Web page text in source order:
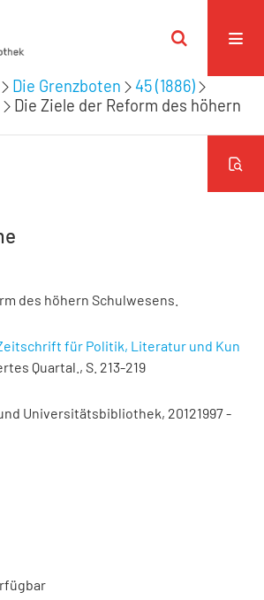
Die Grenzboten
45 (1886)
Die Ziele der Reform des höhern
des höhern Schulwesens.
für Politik, Literatur und Kun
Quartal., S. 213-219
Universitätsbibliothek, 20121997 -